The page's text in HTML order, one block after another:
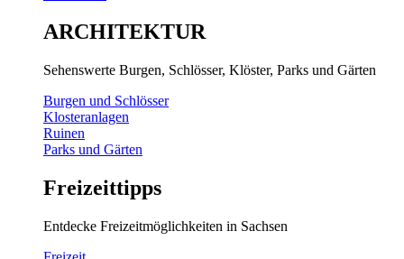
ARCHITEKTUR
Sehenswerte Burgen, Schlösser, Klöster, Parks und Gärten
Burgen und Schlösser
Klosteranlagen
Ruinen
Parks und Gärten
Freizeittipps
Entdecke Freizeitmöglichkeiten in Sachsen